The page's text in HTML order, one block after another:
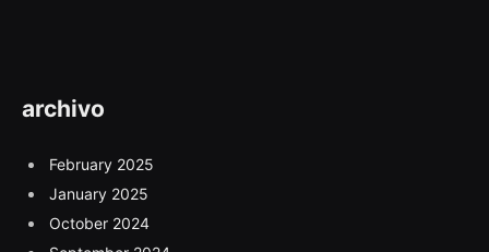
archivo
February 2025
January 2025
October 2024